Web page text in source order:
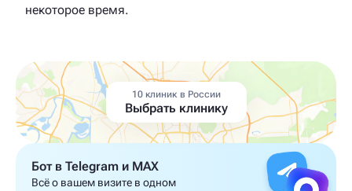
некоторое время.
10 клиник в России
Выбрать клинику
Бот в Telegram и MAX
Всё о вашем визите в одном